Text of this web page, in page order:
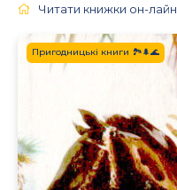
Читати книжки он-лайн
Пригодницькі книги 🏞️🌲🌊